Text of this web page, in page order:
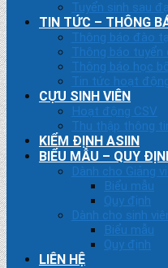
Tuyển sinh sau
TIN TỨC – THÔNG
Thông báo đào
Thông báo tuyển
Thông báo học
Tin tức hoạt
CỰU SINH VIÊN
Hoạt động CSV
Thu thập thông
KIỂM ĐỊNH ASIIN
BIỂU MẪU – QUY
Dành cho Giảng
Biểu mẫu
Quy định
Dành cho sinh
Biểu mẫu
Quy định
LIÊN HỆ